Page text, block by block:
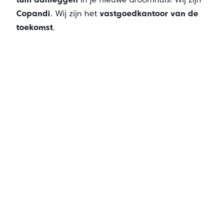
Copandi. Wij zijn het vastgoedkantoor van de
toekomst.